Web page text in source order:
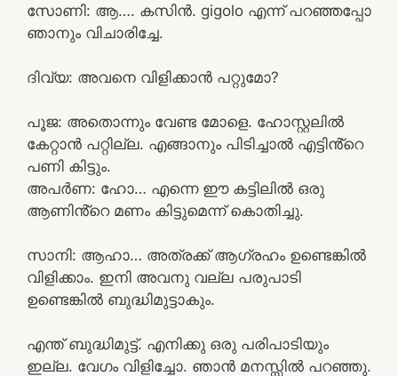
സോണി: ആ…. കസിൻ. gigolo എന്ന് പറഞ്ഞപ്പോ
ഞാനും വിചാരിച്ചേ.
ദിവ്യ: അവനെ വിളിക്കാൻ പറ്റുമോ?
പൂജ: അതൊന്നും വേണ്ട മോളെ. ഹോസ്റ്റലിൽ
കേറ്റാൻ പറ്റില്ല. എങ്ങാനും പിടിച്ചാൽ എട്ടിൻ്റെ
പണി കിട്ടും.
അപർണ: ഹോ… എന്നെ ഈ കട്ടിലിൽ ഒരു
ആണിൻ്റെ മണം കിട്ടുമെന്ന് കൊതിച്ചു.
സാനി: ആഹാ… അത്രക്ക് ആഗ്രഹം ഉണ്ടെങ്കിൽ
വിളിക്കാം. ഇനി അവനു വല്ല പരുപാടി
ഉണ്ടെങ്കിൽ ബുദ്ധിമുട്ടാകും.
എന്ത് ബുദ്ധിമുട്ട്. എനിക്കു ഒരു പരിപാടിയും
ഇല്ല. വേഗം വിളിച്ചോ. ഞാൻ മനസ്സിൽ പറഞ്ഞു.